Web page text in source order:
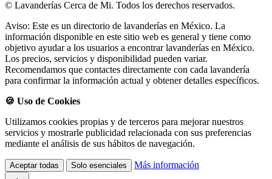
© Lavanderías Cerca de Mi. Todos los derechos reservados.
Aviso: Este es un directorio de lavanderías en México. La
información disponible en este sitio web es general y tiene como
objetivo ayudar a los usuarios a encontrar lavanderías en México.
Los precios, servicios y disponibilidad pueden variar.
Recomendamos que contactes directamente con cada lavandería
para confirmar la información actual y obtener detalles específicos.
🍪 Uso de Cookies
Utilizamos cookies propias y de terceros para mejorar nuestros
servicios y mostrarle publicidad relacionada con sus preferencias
mediante el análisis de sus hábitos de navegación.
Aceptar todas Solo esenciales Más información